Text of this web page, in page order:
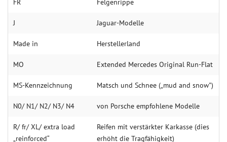
FR Felgenrippe
J Jaguar-Modelle
Made in Herstellerland
MO Extended Mercedes Original Run-Flat
MS-Kenn­zeich­nung Matsch und Schnee („mud and snow")
N0/ N1/ N2/ N3/ N4 von Porsche empfohlene Modelle
R/ fr/ XL/ extra load
„re­in­forced“
Reifen mit verstärkter Karkasse (dies
erhöht die Tragfähigkeit)